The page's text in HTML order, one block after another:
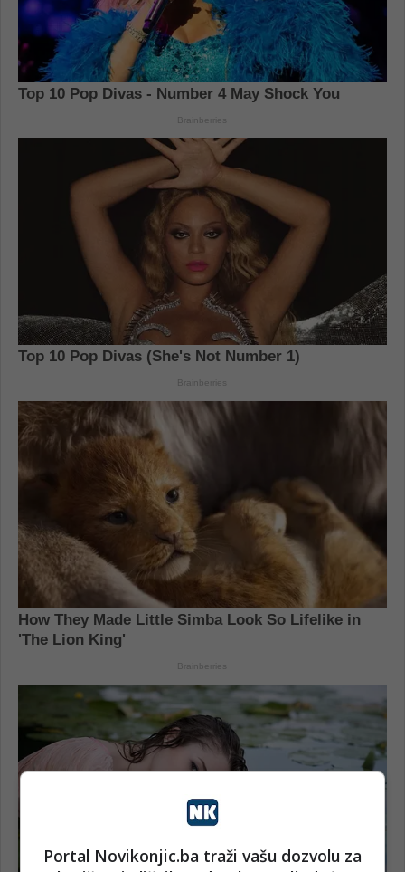
Portal Novikonjic.ba traži vašu dozvolu za